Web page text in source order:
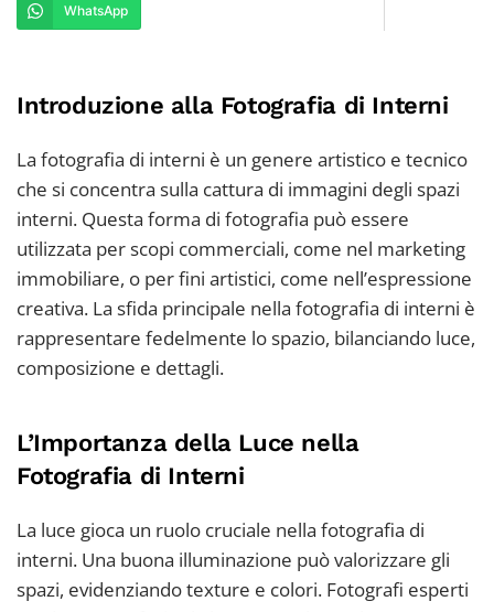
WhatsApp
Introduzione alla Fotografia di Interni
La fotografia di interni è un genere artistico e tecnico
che si concentra sulla cattura di immagini degli spazi
interni. Questa forma di fotografia può essere
utilizzata per scopi commerciali, come nel marketing
immobiliare, o per fini artistici, come nell’espressione
creativa. La sfida principale nella fotografia di interni è
rappresentare fedelmente lo spazio, bilanciando luce,
composizione e dettagli.
L’Importanza della Luce nella
Fotografia di Interni
La luce gioca un ruolo cruciale nella fotografia di
interni. Una buona illuminazione può valorizzare gli
spazi, evidenziando texture e colori. Fotografi esperti